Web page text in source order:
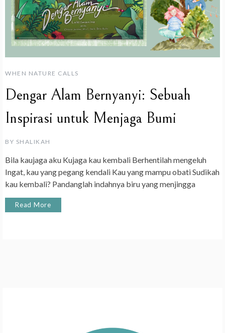
WHEN NATURE CALLS
Dengar Alam Bernyanyi: Sebuah
Inspirasi untuk Menjaga Bumi
BY SHALIKAH
Bila kaujaga aku Kujaga kau kembali Berhentilah mengeluh
Ingat, kau yang pegang kendali Kau yang mampu obati Sudikah
kau kembali? Pandanglah indahnya biru yang menjingga
Read More